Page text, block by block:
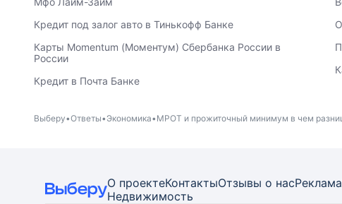
Кредит под залог авто в Тинькофф Банке
Карты Momentum (Моментум) Сбербанка России в
России
Кредит в Почта Банке
Выберу Ответы Экономика МРОТ и прожиточный минимум в чем
О проектеКонтактыОтзывы о насРеклама
Недвижимость